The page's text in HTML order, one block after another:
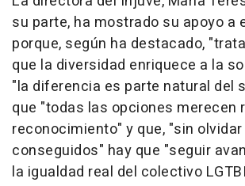
su parte, ha mostrado su apoyo a
porque, según ha destacado,
que la diversidad enriquece a la
"la diferencia es parte natural del
que "todas las opciones merecen
reconocimiento" y que, "sin
conseguidos" hay que "seguir
la igualdad real del colectivo